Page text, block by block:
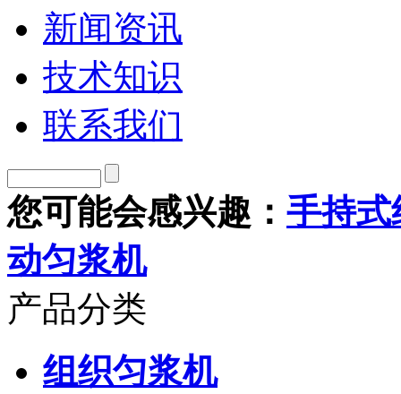
新闻资讯
技术知识
联系我们
您可能会感兴趣： 手持式
动匀浆机
产品分类
组织匀浆机